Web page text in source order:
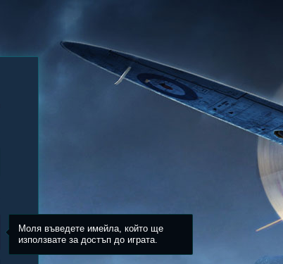
Моля въведете имейла, който ще
използвате за достъп до играта.